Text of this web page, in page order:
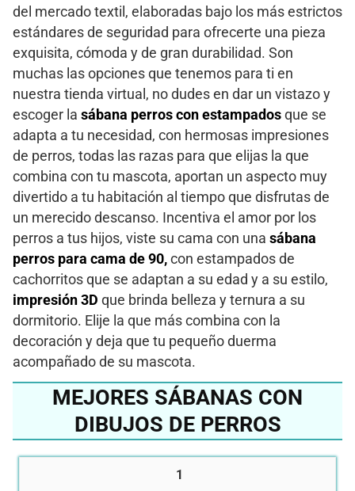
del mercado textil, elaboradas bajo los más estrictos
estándares de seguridad para ofrecerte una pieza
exquisita, cómoda y de gran durabilidad. Son
muchas las opciones que tenemos para ti en
nuestra tienda virtual, no dudes en dar un vistazo y
escoger la sábana perros con estampados que se
adapta a tu necesidad, con hermosas impresiones
de perros, todas las razas para que elijas la que
combina con tu mascota, aportan un aspecto muy
divertido a tu habitación al tiempo que disfrutas de
un merecido descanso. Incentiva el amor por los
perros a tus hijos, viste su cama con una sábana
perros para cama de 90, con estampados de
cachorritos que se adaptan a su edad y a su estilo,
impresión 3D que brinda belleza y ternura a su
dormitorio. Elije la que más combina con la
decoración y deja que tu pequeño duerma
acompañado de su mascota.
MEJORES SÁBANAS CON
DIBUJOS DE PERROS
1